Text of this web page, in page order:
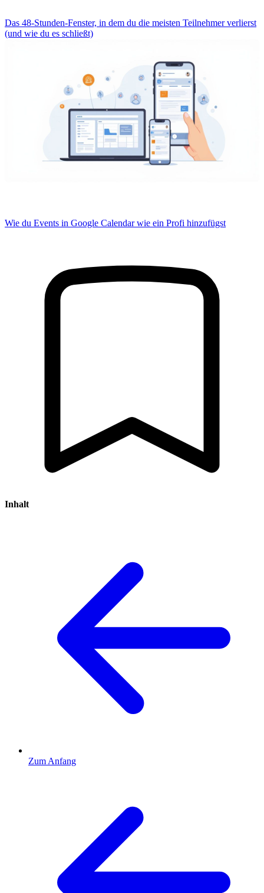
Das 48-Stunden-Fenster, in dem du die meisten Teilnehmer verlierst
(und wie du es schließt)
Wie du Events in Google Calendar wie ein Profi hinzufügst
Inhalt
Zum Anfang